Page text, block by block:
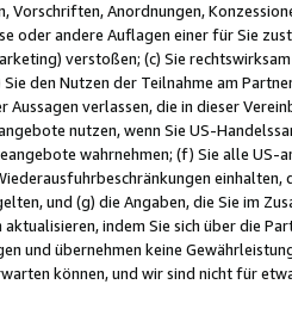
Vorschriften, Anordnungen,
oder andere Auflagen einer für Sie
verstoßen; (c) Sie
den Nutzen der Teilnahme am
Aussagen verlassen, die in dieser
nutzen, wenn Sie US-
wahrnehmen; (f) Sie alle
und (g) die Angaben, die Sie im
aktualisieren, indem Sie sich über die
und übernehmen keine
können, und wir sind nicht für